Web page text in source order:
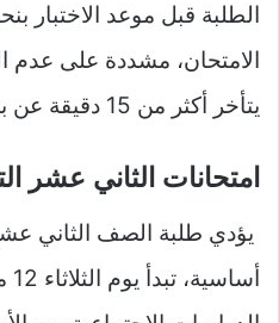
الامتحان، مشددة على
يتأخر أكثر من 15 دقيقة عن بدء الاختبار.
امتحانات الثاني عشر
يؤدي طلبة الصف الثاني